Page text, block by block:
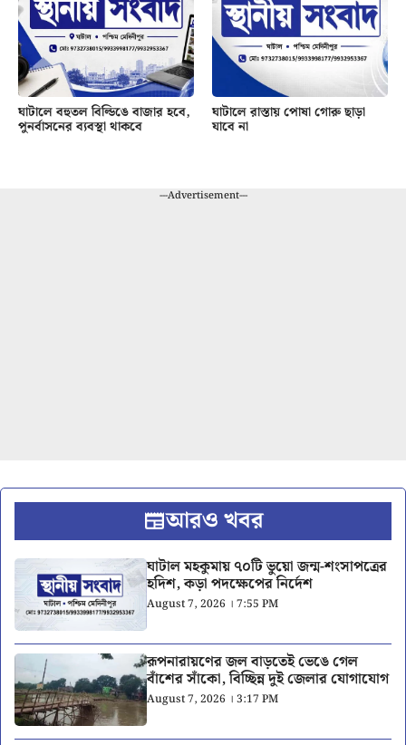
ঘাটালে বহুতল বিল্ডিঙে বাজার হবে,
পুনর্বাসনের ব্যবস্থা থাকবে
ঘাটালে রাস্তায় পোষা গোরু ছাড়া
যাবে না
---Advertisement---
আরও খবর
ঘাটাল মহকুমায় ৭০টি ভুয়ো জন্ম-শংসাপত্রের
হদিশ, কড়া পদক্ষেপের নির্দেশ
August 7, 2026 । 7:55 PM
রূপনারায়ণের জল বাড়তেই ভেঙে গেল
বাঁশের সাঁকো, বিচ্ছিন্ন দুই জেলার যোগাযোগ
August 7, 2026 । 3:17 PM